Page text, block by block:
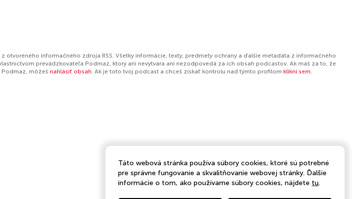
otvoreného informačného zdroja RSS. Všetky informácie, texty, predmety ochrany a ďalšie metadáta z informačného
prevádzkovateľa Podmaz, ktorý ani nevytvára ani nezodpovedá za ich obsah podcastov. Ak máš za to, že
môžeš nahlásiť obsah. Ak je toto tvoj podcast a chceš získať kontrolu nad týmto profilom klikni sem.
Táto webová stránka používa súbory cookies, ktoré sú potrebné
pre správne fungovanie a skvalitňovanie webovej stránky. Ďalšie
informácie o tom, ako používame súbory cookies, nájdete tu.